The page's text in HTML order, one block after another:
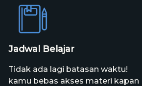
Jadwal Belajar
Tidak ada lagi batasan waktu!
kamu bebas akses materi kapan